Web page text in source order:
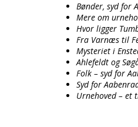
Bønder, syd for
Mere om
Hvor ligger
Fra Varnæs til
Mysteriet i
Ahlefeldt og
Folk – syd for
Syd for
Urnehoved – et